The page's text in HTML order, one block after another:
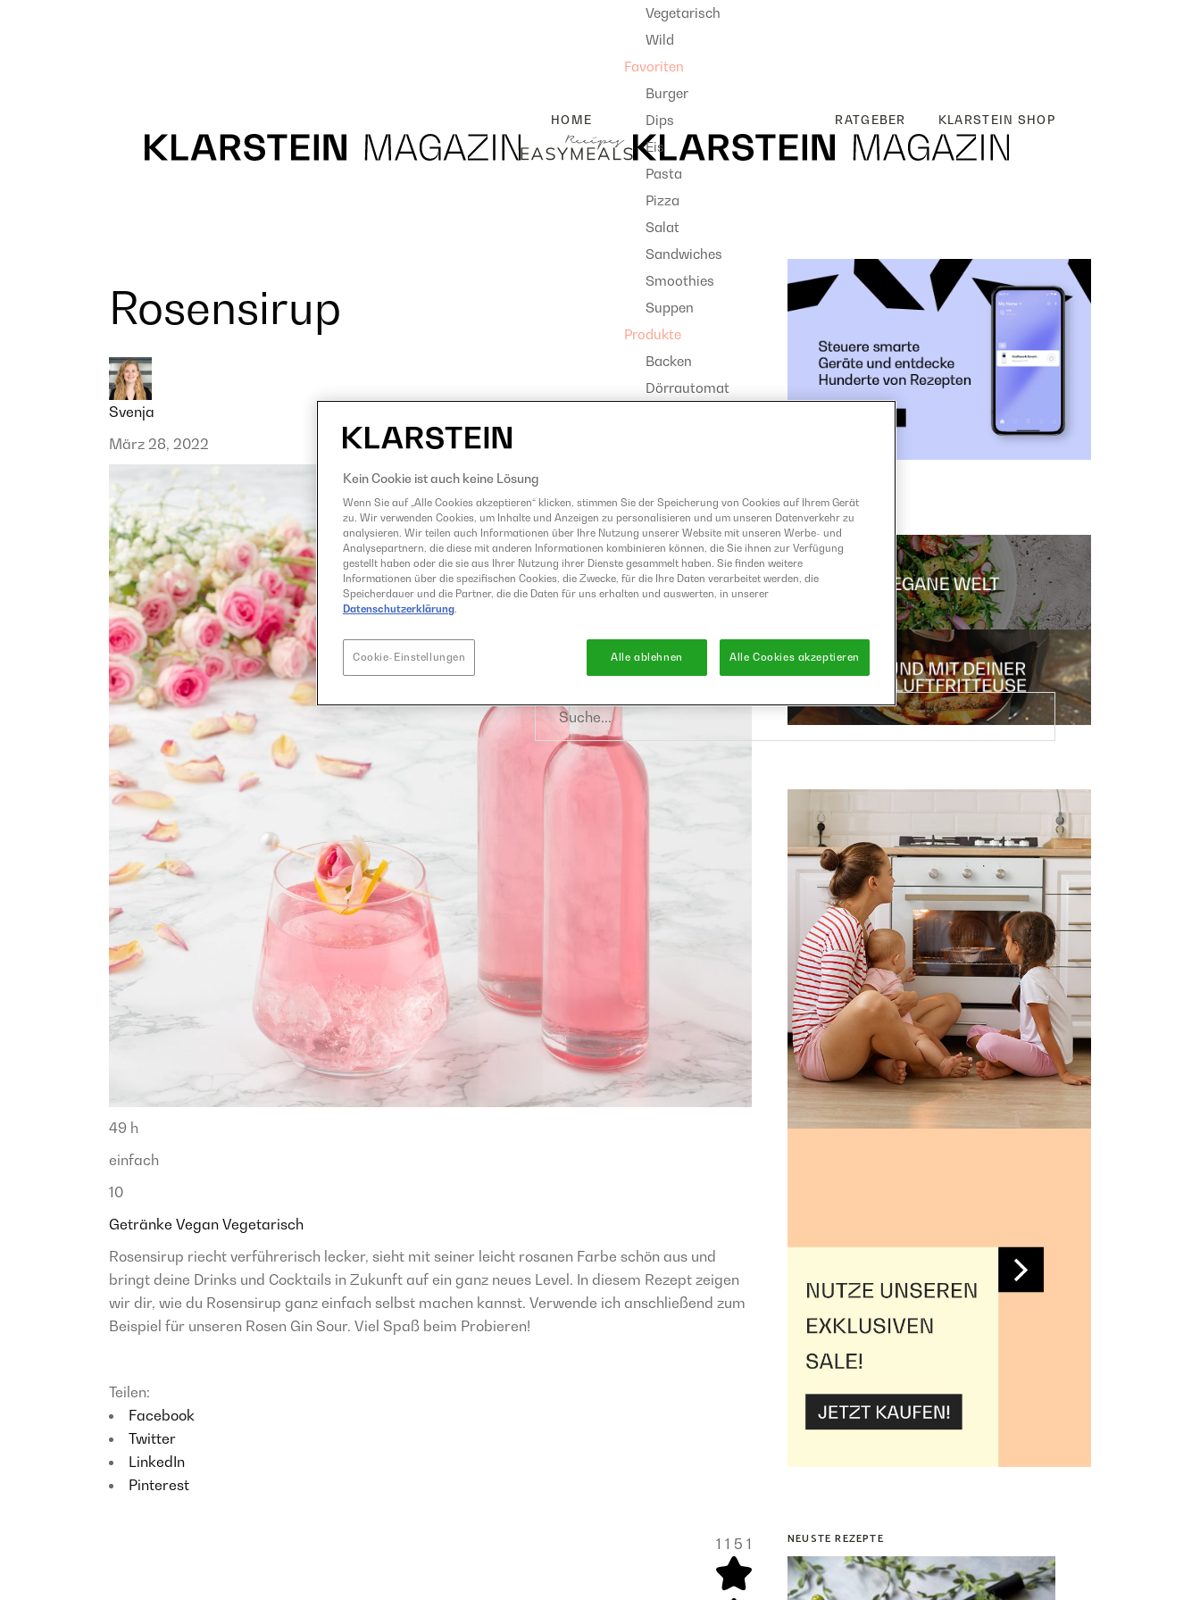
HOME
Vegetarisch
Wild
Favoriten
Burger
Dips
Eis
Pasta
Pizza
Salat
Sandwiches
Smoothies
Suppen
Produkte
Backen
Dörrautomat
Grillen
Heißluftfritteuse
Kochen
Küchenmaschine
Mixer
Sous Vide
RATGEBER KLARSTEIN SHOP
Rosensirup
Svenja
März 28, 2022
49 h
einfach
10
Getränke Vegan Vegetarisch
Rosensirup riecht verführerisch lecker, sieht mit seiner leicht rosanen Farbe schön aus und
bringt deine Drinks und Cocktails in Zukunft auf ein ganz neues Level. In diesem Rezept zeigen
wir dir, wie du Rosensirup ganz einfach selbst machen kannst. Verwende ich anschließend zum
Beispiel für unseren Rosen Gin Sour. Viel Spaß beim Probieren!
Teilen:
Facebook
Twitter
LinkedIn
Pinterest
1 1 5 1 NEUSTE REZEPTE
Kein Cookie ist auch keine Lösung
Wenn Sie auf „Alle Cookies akzeptieren“ klicken, stimmen Sie der Speicherung von Cookies auf Ihrem Gerät
zu. Wir verwenden Cookies, um Inhalte und Anzeigen zu personalisieren und um unseren Datenverkehr zu
analysieren. Wir teilen auch Informationen über Ihre Nutzung unserer Website mit unseren Werbe- und
Analysepartnern, die diese mit anderen Informationen kombinieren können, die Sie ihnen zur Verfügung
gestellt haben oder die sie aus Ihrer Nutzung ihrer Dienste gesammelt haben. Sie finden weitere
Informationen über die spezifischen Cookies, die Zwecke, für die Ihre Daten verarbeitet werden, die
Speicherdauer und die Partner, die die Daten für uns erhalten und auswerten, in unserer
Datenschutzerklärung.
Cookie-Einstellungen Alle ablehnen Alle Cookies akzeptieren